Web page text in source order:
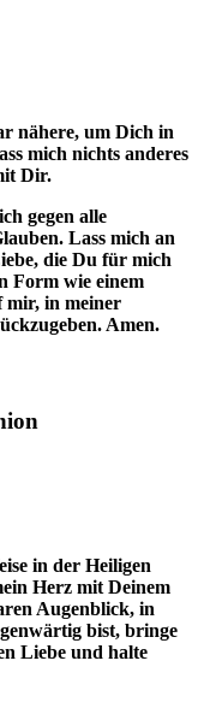
nähere, um Dich in
mich nichts anderes
Dir.
gegen alle
Lass mich an
die Du für mich
Form wie einem
mir, in meiner
Amen.
in der Heiligen
Herz mit Deinem
Augenblick, in
bist, bringe
Liebe und halte